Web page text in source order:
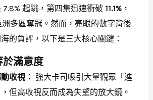
起跳，第四集迅速衝破 11.1%，
洲多區奪冠。然而，亮眼的數字背後
的負評，以下是三大核心關鍵：
於滿意度
收視： 強大卡司吸引大量觀眾「進
但高收視反而成為失望的放大鏡。